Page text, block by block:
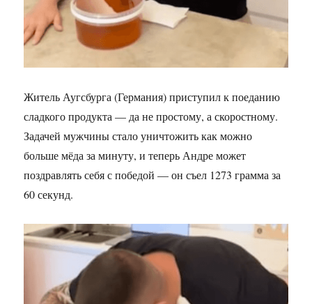
Житель Аугсбурга (Германия) приступил к поеданию
сладкого продукта — да не простому, а скоростному.
Задачей мужчины стало уничтожить как можно
больше мёда за минуту, и теперь Андре может
поздравлять себя с победой — он съел 1273 грамма за
60 секунд.